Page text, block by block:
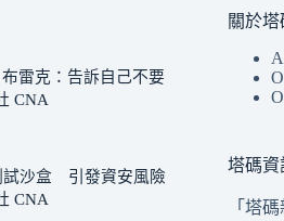
雷克：告訴自己不要
CNA
試沙盒 引發資安風險
CNA
關於塔
塔碼資
「塔